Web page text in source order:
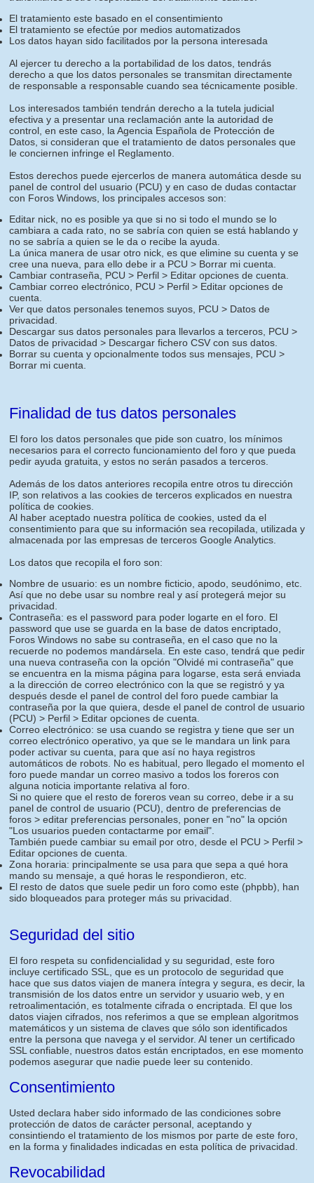
El tratamiento este basado en el consentimiento
El tratamiento se efectúe por medios automatizados
Los datos hayan sido facilitados por la persona interesada
Al ejercer tu derecho a la portabilidad de los datos, tendrás
derecho a que los datos personales se transmitan directamente
de responsable a responsable cuando sea técnicamente posible.
Los interesados también tendrán derecho a la tutela judicial
efectiva y a presentar una reclamación ante la autoridad de
control, en este caso, la Agencia Española de Protección de
Datos, si consideran que el tratamiento de datos personales que
le conciernen infringe el Reglamento.
Estos derechos puede ejercerlos de manera automática desde su
panel de control del usuario (PCU) y en caso de dudas contactar
con Foros Windows, los principales accesos son:
Editar nick, no es posible ya que si no si todo el mundo se lo
cambiara a cada rato, no se sabría con quien se está hablando y
no se sabría a quien se le da o recibe la ayuda.
La única manera de usar otro nick, es que elimine su cuenta y se
cree una nueva, para ello debe ir a PCU > Borrar mi cuenta.
Cambiar contraseña, PCU > Perfil > Editar opciones de cuenta.
Cambiar correo electrónico, PCU > Perfil > Editar opciones de
cuenta.
Ver que datos personales tenemos suyos, PCU > Datos de
privacidad.
Descargar sus datos personales para llevarlos a terceros, PCU >
Datos de privacidad > Descargar fichero CSV con sus datos.
Borrar su cuenta y opcionalmente todos sus mensajes, PCU >
Borrar mi cuenta.
Finalidad de tus datos personales
El foro los datos personales que pide son cuatro, los mínimos
necesarios para el correcto funcionamiento del foro y que pueda
pedir ayuda gratuita, y estos no serán pasados a terceros.
Además de los datos anteriores recopila entre otros tu dirección
IP, son relativos a las cookies de terceros explicados en nuestra
política de cookies.
Al haber aceptado nuestra política de cookies, usted da el
consentimiento para que su información sea recopilada, utilizada y
almacenada por las empresas de terceros Google Analytics.
Los datos que recopila el foro son:
Nombre de usuario: es un nombre ficticio, apodo, seudónimo, etc.
Así que no debe usar su nombre real y así protegerá mejor su
privacidad.
Contraseña: es el password para poder logarte en el foro. El
password que use se guarda en la base de datos encriptado,
Foros Windows no sabe su contraseña, en el caso que no la
recuerde no podemos mandársela. En este caso, tendrá que pedir
una nueva contraseña con la opción "Olvidé mi contraseña" que
se encuentra en la misma página para logarse, esta será enviada
a la dirección de correo electrónico con la que se registró y ya
después desde el panel de control del foro puede cambiar la
contraseña por la que quiera, desde el panel de control de usuario
(PCU) > Perfil > Editar opciones de cuenta.
Correo electrónico: se usa cuando se registra y tiene que ser un
correo electrónico operativo, ya que se le mandara un link para
poder activar su cuenta, para que así no haya registros
automáticos de robots. No es habitual, pero llegado el momento el
foro puede mandar un correo masivo a todos los foreros con
alguna noticia importante relativa al foro.
Si no quiere que el resto de foreros vean su correo, debe ir a su
panel de control de usuario (PCU), dentro de preferencias de
foros > editar preferencias personales, poner en "no" la opción
"Los usuarios pueden contactarme por email".
También puede cambiar su email por otro, desde el PCU > Perfil >
Editar opciones de cuenta.
Zona horaria: principalmente se usa para que sepa a qué hora
mando su mensaje, a qué horas le respondieron, etc.
El resto de datos que suele pedir un foro como este (phpbb), han
sido bloqueados para proteger más su privacidad.
Seguridad del sitio
El foro respeta su confidencialidad y su seguridad, este foro
incluye certificado SSL, que es un protocolo de seguridad que
hace que sus datos viajen de manera íntegra y segura, es decir, la
transmisión de los datos entre un servidor y usuario web, y en
retroalimentación, es totalmente cifrada o encriptada. El que los
datos viajen cifrados, nos referimos a que se emplean algoritmos
matemáticos y un sistema de claves que sólo son identificados
entre la persona que navega y el servidor. Al tener un certificado
SSL confiable, nuestros datos están encriptados, en ese momento
podemos asegurar que nadie puede leer su contenido.
Consentimiento
Usted declara haber sido informado de las condiciones sobre
protección de datos de carácter personal, aceptando y
consintiendo el tratamiento de los mismos por parte de este foro,
en la forma y finalidades indicadas en esta política de privacidad.
Revocabilidad